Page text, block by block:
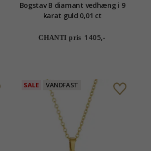
Bogstav B diamant vedhæng i 9
karat guld 0,01 ct
CHANTI pris 1405,-
SALE VANDFAST